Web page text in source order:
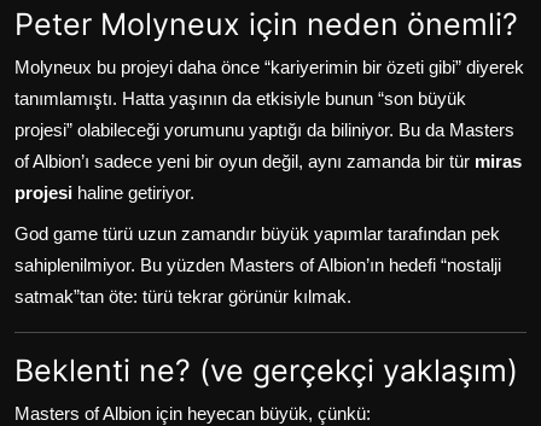
Peter Molyneux için neden önemli?
Molyneux bu projeyi daha önce “kariyerimin bir özeti gibi” diyerek
tanımlamıştı. Hatta yaşının da etkisiyle bunun “son büyük
projesi” olabileceği yorumunu yaptığı da biliniyor. Bu da Masters
of Albion’ı sadece yeni bir oyun değil, aynı zamanda bir tür miras
projesi haline getiriyor.
God game türü uzun zamandır büyük yapımlar tarafından pek
sahiplenilmiyor. Bu yüzden Masters of Albion’ın hedefi “nostalji
satmak”tan öte: türü tekrar görünür kılmak.
Beklenti ne? (ve gerçekçi yaklaşım)
Masters of Albion için heyecan büyük, çünkü: